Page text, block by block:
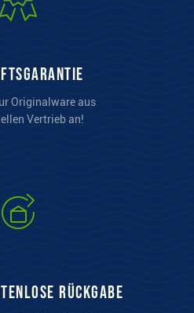
Originalware aus
Vertrieb an!
Rückgabe